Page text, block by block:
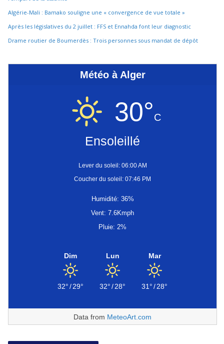
Algérie-Mali : Bamako souligne une « convergence de vue totale »
Après les législatives du 2 juillet : FFS et Ennahda font leur diagnostic
Drame routier de Boumerdès : Trois personnes sous mandat de dépôt
Météo à Alger
30°C
Ensoleillé
Lever du soleil: 06:00 AM
Coucher du soleil: 07:46 PM
Humidité: 36%
Vent: 7.6Kmph
Pluie: 2%
Dim
32°/29°
Lun
32°/28°
Mar
31°/28°
Data from MeteoArt.com